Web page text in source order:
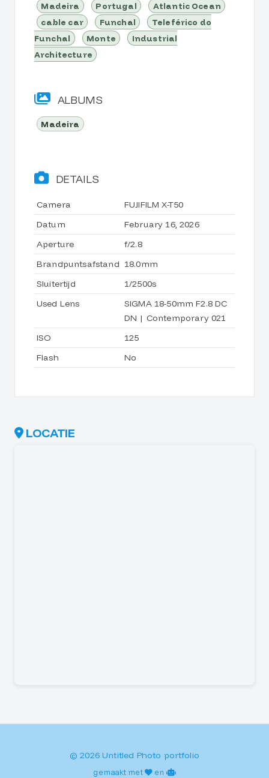
Madeira
Portugal
Atlantic Ocean
cable car
Funchal
Teleférico do
Funchal
Monte
Industrial
Architecture
ALBUMS
Madeira
DETAILS
Camera
FUJIFILM X-T50
Datum
February 16, 2026
Aperture
f/2.8
Brandpuntsafstand 18.0mm
Sluitertijd
1/2500s
Used Lens
SIGMA 18-50mm F2.8 DC
DN | Contemporary 021
ISO
125
Flash
No
LOCATIE
© 2026 Untitled Photo portfolio
gemaakt met en